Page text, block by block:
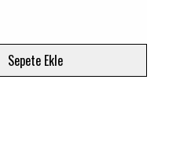
Sepete Ekle